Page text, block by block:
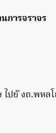
การจราจร
ปยั งถ.พหล